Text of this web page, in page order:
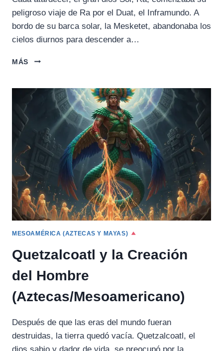
peligroso viaje de Ra por el Duat, el Inframundo. A
bordo de su barca solar, la Mesketet, abandonaba los
cielos diurnos para descender a…
MÁS
LA
DEL
SOL
RENOVACIÓN
CÓSMICA
MESOAMÉRICA (AZTECAS Y MAYAS)
Quetzalcoatl y la Creación
del Hombre
(Aztecas/Mesoamericano)
Después de que las eras del mundo fueran
destruidas, la tierra quedó vacía. Quetzalcoatl, el